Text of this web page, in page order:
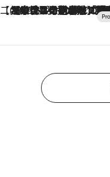
【CREA×星野リゾート】唯一無二。癒しと発見が待
2026.8.7
【トンボの足水浴】ヒノキの香りに包まれて涼感マックス！約13℃の湧水かけ流しを避暑地「星野温泉 トンボ